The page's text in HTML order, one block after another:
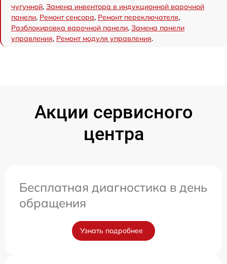
чугунной, Замена инвентора в индукционной варочной
панели, Ремонт сенсора, Ремонт переключателя,
Разблокировка варочной панели, Замена панели
управления, Ремонт модуля управления.
Акции сервисного
центра
Бесплатная диагностика в день
обращения
Узнать подробнее